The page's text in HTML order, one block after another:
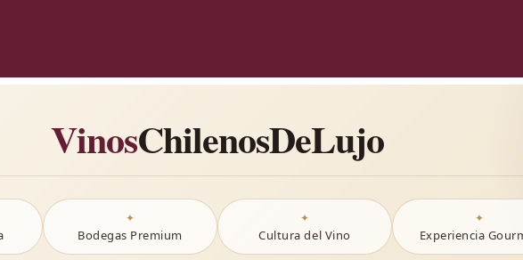
VinosChilenosDeLujo
Bodegas Premium Cultura del Vino Experiencia